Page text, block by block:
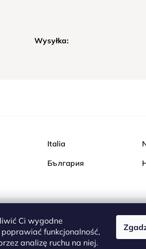
Ci wygodne
funkcjonalność,
analizę ruchu na niej.
Wysyłka:
Italia
България
Kupuj bezpiecznie w
są całkowicie bezpieczne